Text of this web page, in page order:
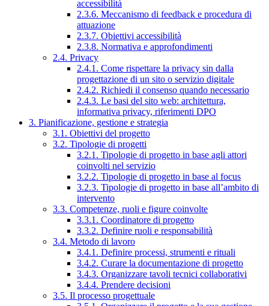
accessibilità
2.3.6. Meccanismo di feedback e procedura di
attuazione
2.3.7. Obiettivi accessibilità
2.3.8. Normativa e approfondimenti
2.4. Privacy
2.4.1. Come rispettare la privacy sin dalla
progettazione di un sito o servizio digitale
2.4.2. Richiedi il consenso quando necessario
2.4.3. Le basi del sito web: architettura,
informativa privacy, riferimenti DPO
3. Pianificazione, gestione e strategia
3.1. Obiettivi del progetto
3.2. Tipologie di progetti
3.2.1. Tipologie di progetto in base agli attori
coinvolti nel servizio
3.2.2. Tipologie di progetto in base al focus
3.2.3. Tipologie di progetto in base all’ambito di
intervento
3.3. Competenze, ruoli e figure coinvolte
3.3.1. Coordinatore di progetto
3.3.2. Definire ruoli e responsabilità
3.4. Metodo di lavoro
3.4.1. Definire processi, strumenti e rituali
3.4.2. Curare la documentazione di progetto
3.4.3. Organizzare tavoli tecnici collaborativi
3.4.4. Prendere decisioni
3.5. Il processo progettuale